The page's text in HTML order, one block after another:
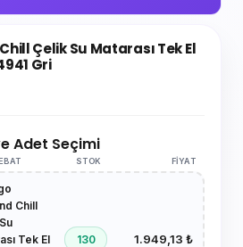
Çelik Su Matarası Tek El
Gri
Adet Seçimi
STOK FIYAT
Chill
Tek El
130 1.949,13 ₺